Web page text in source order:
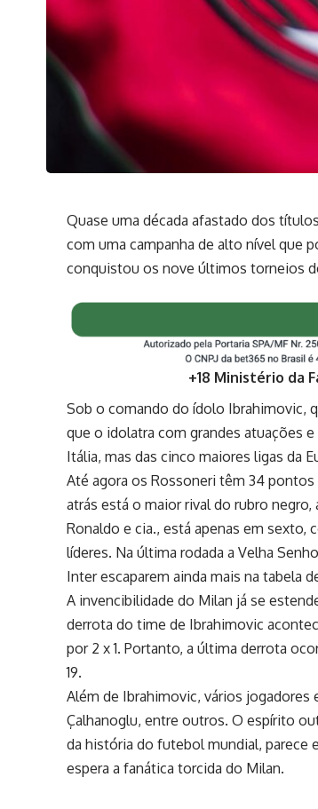
Quase uma década afastado dos
com uma campanha de alto nível que
conquistou os nove últimos torneios
+18 Ministério da
Sob o comando do ídolo Ibrahimovic,
que o idolatra com grandes atuações
Itália, mas das cinco maiores ligas da
Até agora os Rossoneri têm 34
atrás está o maior rival do rubro
Ronaldo e cia., está apenas em sexto,
líderes. Na última rodada a Velha
Inter escaparem ainda mais na tabela
A invencibilidade do Milan já se
derrota do time de Ibrahimovic
por 2 x 1. Portanto, a última derrota
19.
Além de Ibrahimovic, vários jogadores
Çalhanoglu, entre outros. O espírito
da história do futebol mundial, parece
espera a fanática torcida do Milan.